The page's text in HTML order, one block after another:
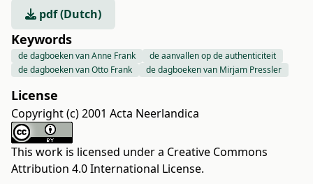
pdf (Dutch)
Keywords
de dagboeken van Anne Frank
de aanvallen op de authenticiteit
de dagboeken van Otto Frank
de dagboeken van Mirjam Pressler
License
Copyright (c) 2001 Acta Neerlandica
This work is licensed under a Creative Commons
Attribution 4.0 International License.